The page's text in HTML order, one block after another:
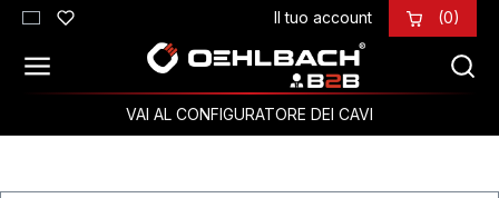
Passa al contenuto principale Il tuo account (0)
VAI AL CONFIGURATORE DEI CAVI